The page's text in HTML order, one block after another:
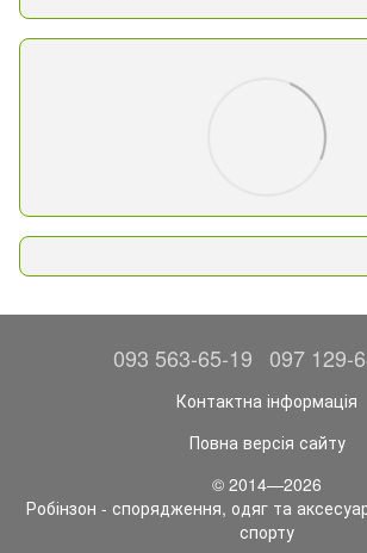
093 563-65-19 097 129-
Контактна інформація
Повна версія сайту
© 2014—2026
Робінзон - спорядження, одяг та
спорту